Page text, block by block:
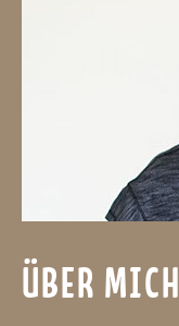
ÜBER MICH